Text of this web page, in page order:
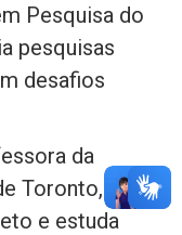
Pesquisa do
pesquisas
desafios
da
Toronto,
e estuda